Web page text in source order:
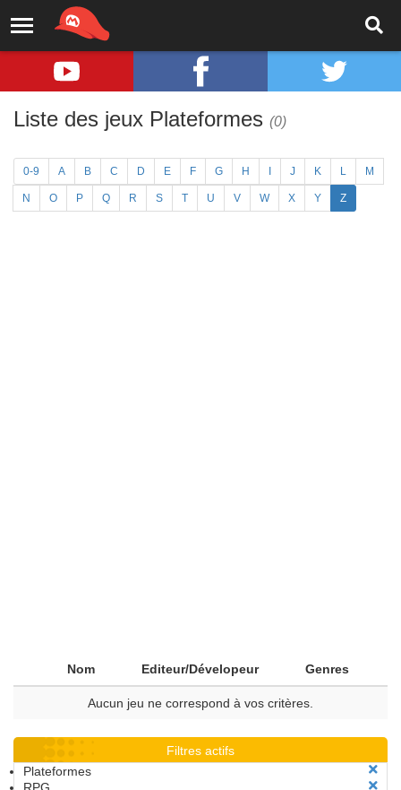
Liste des jeux Plateformes (0)
0-9 A B C D E F G H J K L M
N O P Q R S T U V W X Y Z
Nom Editeur/Dévelopeur Genres
Aucun jeu ne correspond à vos critères.
Filtres actifs
Plateformes